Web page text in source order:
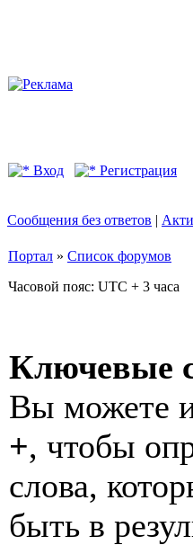
Вход Регистрация
Сообщения без ответов |
Портал » Список форумов
Часовой пояс: UTC + 3 часа
Ключевые
Вы можете
+, чтобы
слова,
быть в